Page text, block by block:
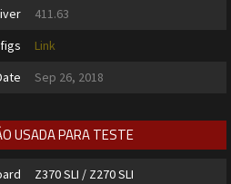
411.63
Link
Sep 26, 2018
USADA PARA TESTE
Z370 SLI / Z270 SLI